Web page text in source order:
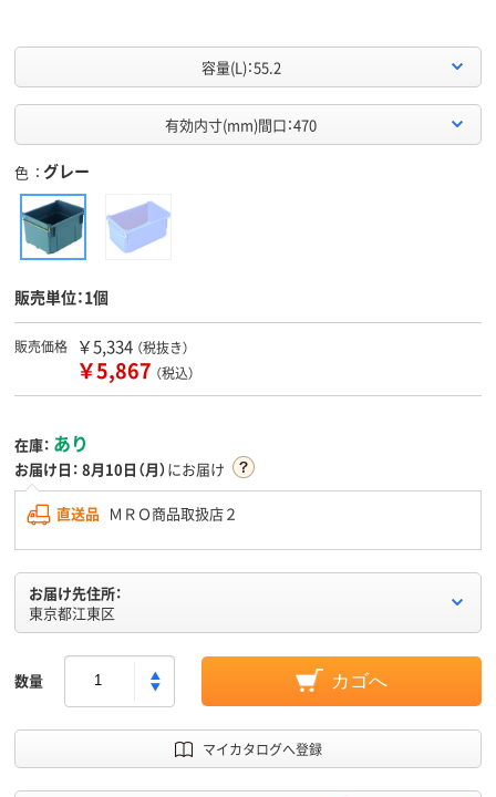
容量(L)：55.2
有効内寸(mm)間口：470
色 グレー
販売単位：1個
販売価格 ￥5,334 （税抜き）
￥5,867 （税込）
在庫： あり
お届け日： 8月10日（月）にお届け
直送品 ＭＲＯ商品取扱店２
お届け先住所：
東京都江東区
数量 カゴへ
マイカタログへ登録